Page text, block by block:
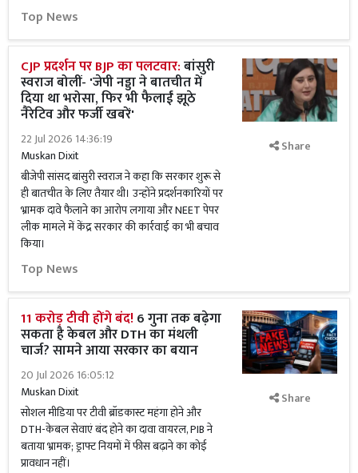
Top News
CJP प्रदर्शन पर BJP का पलटवार:बांसुरी
स्वराज बोलीं- 'जेपी नड्डा ने बातचीत में
दिया था भरोसा, फिर भी फैलाईं झूठे
नैरेटिव और फर्जी खबरें'
22 Jul 2026 14:36:19
Muskan Dixit
बीजेपी सांसद बांसुरी स्वराज ने कहा कि सरकार शुरू से
ही बातचीत के लिए तैयार थी। उन्होंने प्रदर्शनकारियों पर
भ्रामक दावे फैलाने का आरोप लगाया और NEET पेपर
लीक मामले में केंद्र सरकार की कार्रवाई का भी बचाव
किया।
Top News
Share
11 करोड़ टीवी होंगे बंद! 6 गुना तक बढ़ेगा
सकता है केबल और DTH का मंथली
चार्ज? सामने आया सरकार का बयान
20 Jul 2026 16:05:12
Muskan Dixit
सोशल मीडिया पर टीवी ब्रॉडकास्ट महंगा होने और
DTH-केबल सेवाएं बंद होने का दावा वायरल, PIB ने
बताया भ्रामक; ड्राफ्ट नियमों में फीस बढ़ाने का कोई
प्रावधान नहीं।
Share